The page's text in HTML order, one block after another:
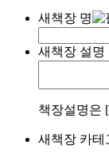
새책장 명
새책장 설명
책장설명은
새책장 카테